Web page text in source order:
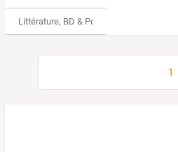
Littérature, BD & Poésie
1